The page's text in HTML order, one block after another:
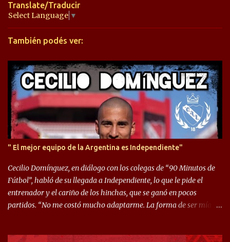
a
r
i
s
Translate/Traducir
Select Language ▼
También podés ver:
" El mejor equipo de la Argentina es Independiente"
Cecilio Domínguez, en diálogo con los colegas de “90 Minutos de
Fútbol”, habló de su llegada a Independiente, lo que le pide el
entrenador y el cariño de los hinchas, que se ganó en pocos
partidos. “No me costó mucho adaptarme. La forma de ser mía